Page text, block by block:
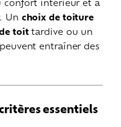
Un choix de toiture
toittardive ou un
entraîner des
essentiels